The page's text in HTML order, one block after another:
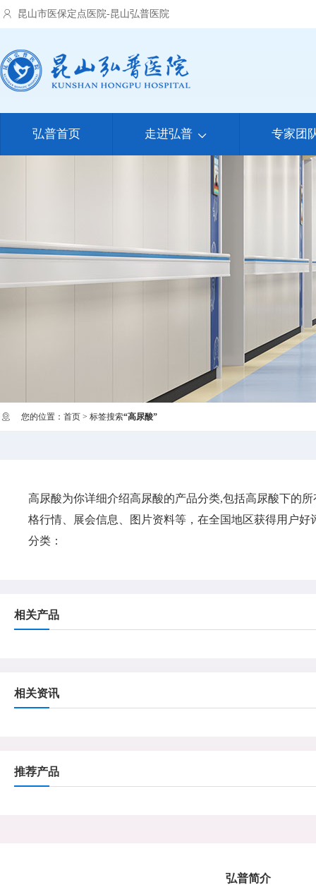
昆山市医保定点医院-昆山弘普医院
弘普首页 走进弘普  专家团
您的位置： 首页 > 标签搜索“高尿酸”
高尿酸为你详细介绍高尿酸的产品分类,包括高尿酸下的所
格行情、展会信息、图片资料等，在全国地区获得用户
分类：
相关产品
相关资讯
推荐产品
弘普简介